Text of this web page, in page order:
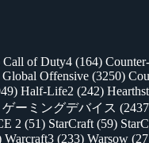
Call of Duty4 (164)
Offensive (3250)
Half-Life2 (242)
ゲーミングデバイス
2 (51) StarCraft (59)
Warcraft3 (233) Warsow